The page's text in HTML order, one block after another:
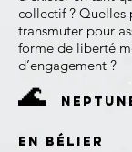
collectif ? Quelles
transmuter pour
forme de liberté
d’engagement ?
🌊
en Bélier